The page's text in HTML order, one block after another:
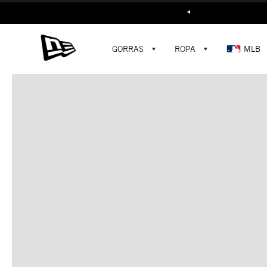
Buscar...
GORRAS ROPA MLB